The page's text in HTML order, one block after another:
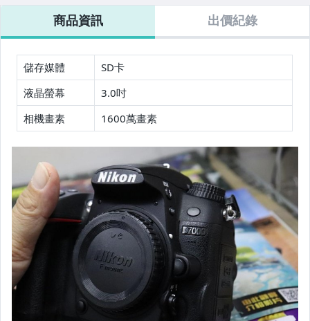
面實照)
口罩繩 口罩鍊
口罩綁(短), 全部
一起標(看下面
實照) , 標多少就
多少
商品資訊 出價紀錄
儲存媒體
SD卡
液晶螢幕
3.0吋
相機畫素
1600萬畫素